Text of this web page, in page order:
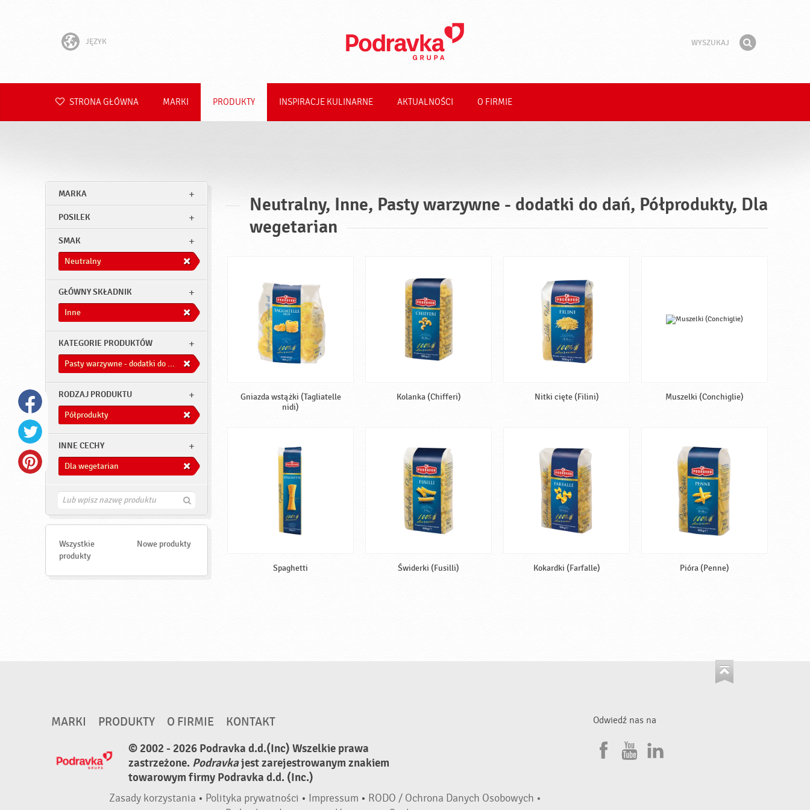
JĘZYK
Hrvatski
Română
Deutsch
STRONA GŁÓWNA MARKI PRODUKTY INSPIRACJE KULINARNE AKTUALNOŚCI O FIRMIE
MARKA
POSILEK
SMAK
Neutralny
GŁÓWNY SKŁADNIK
Inne
KATEGORIE PRODUKTÓW
Pasty warzywne - dodatki do dań
RODZAJ PRODUKTU
Półprodukty
INNE CECHY
Dla wegetarian
Z
d
Wszystkie
produkty
Nowe produkty
Neutralny, Inne, Pasty warzywne - dodatki do dań, Półprodukty, Dla
wegetarian
Gniazda wstążki (Tagliatelle
nidi)
Kolanka (Chifferi) Nitki cięte (Filini) Muszelki (Conchiglie)
Spaghetti Świderki (Fusilli) Kokardki (Farfalle) Pióra (Penne)
MARKI PRODUKTY O FIRMIE
KONTAKT
© 2002 - 2026 Podravka d.d.(Inc) Wszelkie prawa
zastrzeżone. Podravkajest zarejestrowanym znakiem
towarowym firmy Podravka d.d. (Inc.)
Zasady korzystania • Polityka prywatności • Impressum • RODO / Ochrona Danych Osobowych •
Odwiedź nas na